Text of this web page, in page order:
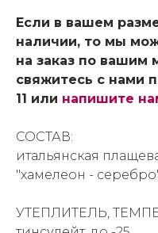
Если в вашем
наличии, то мы
на заказ по вашим
свяжитесь с нами
11 или напишите
СОСТАВ:
итальянская
"хамелеон -
УТЕПЛИТЕЛЬ,